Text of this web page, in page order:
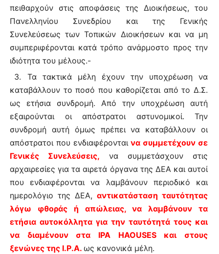
πειθαρχούν στις αποφάσεις της Διοικήσεως, του
Πανελληνίου Συνεδρίου και της Γενικής
Συνελεύσεως των Τοπικών Διοικήσεων και να μη
συμπεριφέρονται κατά τρόπο ανάρμοστο προς την
ιδιότητα του μέλους.-
3. Τα τακτικά μέλη έχουν την υποχρέωση να
καταβάλλουν το ποσό που καθορίζεται από το Δ.Σ.
ως ετήσια συνδρομή. Από την υποχρέωση αυτή
εξαιρούνται οι απόστρατοι αστυνομικοί. Την
συνδρομή αυτή όμως πρέπει να καταβάλλουν οι
απόστρατοι που ενδιαφέρονταινα συμμετέχουν σε
Γενικές Συνελεύσεις, να συμμετάσχουν στις
αρχαιρεσίες για τα αιρετά όργανα της ΔΕΑ και αυτοί
που ενδιαφέρονται να λαμβάνουν περιοδικό και
ημερολόγιο της ΔΕΑ,αντικατάσταση ταυτότητας
λόγω φθοράς ή απώλειας, να λαμβάνουν τα
ετήσια αυτοκόλλητα για την ταυτότητά τους και
να διαμένουν στα IPA HAOUSES
και στους
ξενώνες της I.P.A. ως κανονικά μέλη.